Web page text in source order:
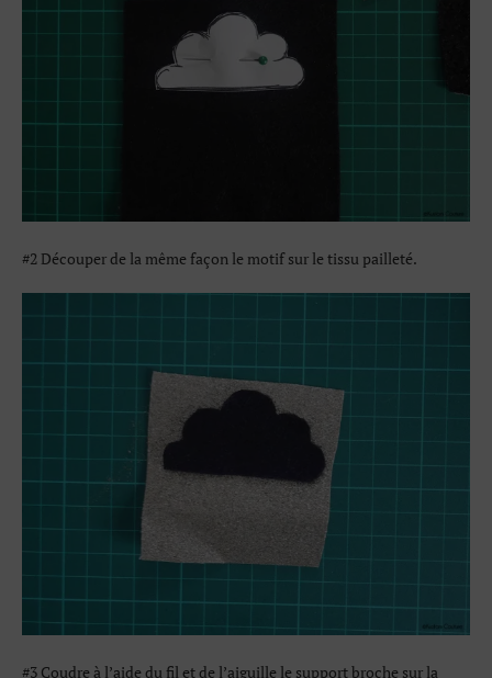
#2 Découper de la même façon le motif sur le tissu pailleté.
#3 Coudre à l’aide du fil et de l’aiguille le support broche sur la